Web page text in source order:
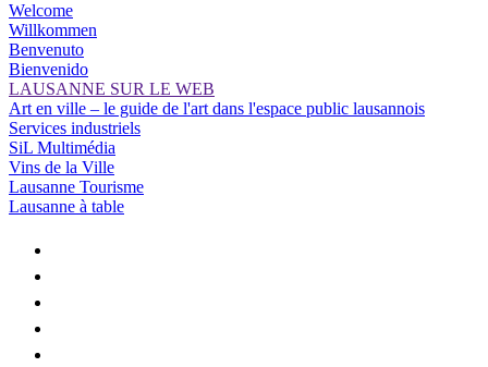
Welcome
Willkommen
Benvenuto
Bienvenido
LAUSANNE SUR LE WEB
Art en ville – le guide de l'art dans l'espace public lausannois
Services industriels
SiL Multimédia
Vins de la Ville
Lausanne Tourisme
Lausanne à table